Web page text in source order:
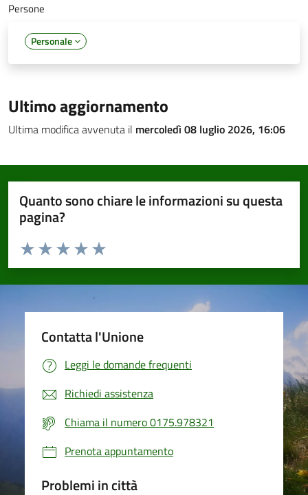
Persone
Personale
Ultimo aggiornamento
Ultima modifica avvenuta il mercoledì 08 luglio 2026, 16:06
Quanto sono chiare le informazioni su questa
pagina?
Valuta da 1 a 5 stelle la pagina
Valuta 5 stelle su 5
Valuta 4 stelle su 5
Valuta 3 stelle su 5
Valuta 2 stelle su 5
Valuta 1 stelle su 5
Contatta l'Unione
Leggi le domande frequenti
Richiedi assistenza
Chiama il numero 0175.978321
Prenota appuntamento
Problemi in città